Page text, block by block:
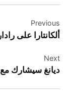
المقالات
Previous
ألكانتارا على
Next
ديانغ سيشارك مع